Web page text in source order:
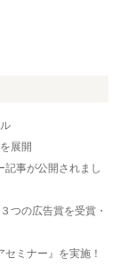
展開
記事が公開されまし
つの広告賞を受賞・
セミナー』を実施！